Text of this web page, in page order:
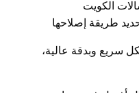
الكويت
طريقة إصلاحها
سريع وبدقة عالية،